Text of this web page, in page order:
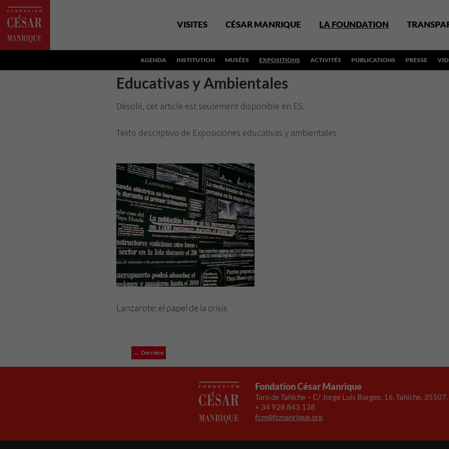
VISITES CÉSAR MANRIQUE LA FOUNDATION
AGENDA INSTITUTION MUSÉES EXPOSITIONS ACTIVITÉS PUBLICATIONS PRESSE
Educativas y Ambientales
Désolé, cet article est seulement disponible en ES.
Texto descriptivo de Exposiciones educativas y ambientales
Lanzarote: el papel de la crisis
← Derrière
Fondation César Manrique
Taro de Tahíche – C/ Jorge Luis Borges, 16. Tahíche,
+ 34 928 843 138
fcm@fcmanrique.org